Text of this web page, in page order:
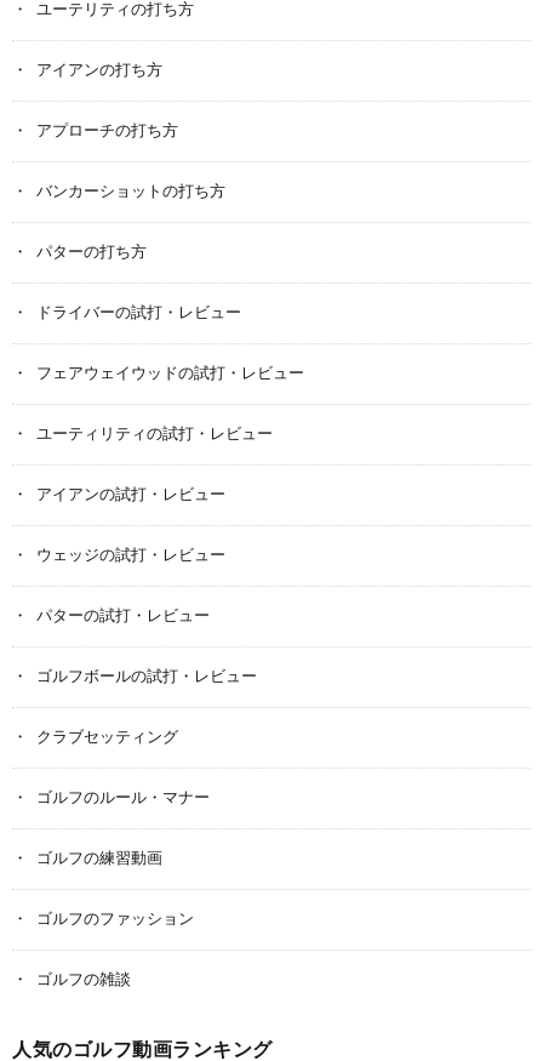
ユーテリティの打ち方
アイアンの打ち方
アプローチの打ち方
バンカーショットの打ち方
パターの打ち方
ドライバーの試打・レビュー
フェアウェイウッドの試打・レビュー
ユーティリティの試打・レビュー
アイアンの試打・レビュー
ウェッジの試打・レビュー
パターの試打・レビュー
ゴルフボールの試打・レビュー
クラブセッティング
ゴルフのルール・マナー
ゴルフの練習動画
ゴルフのファッション
ゴルフの雑談
人気のゴルフ動画ランキング